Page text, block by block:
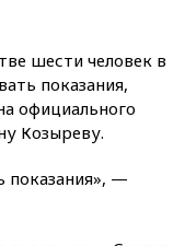
шести человек в
показания,
официального
Козыреву.
показания», —